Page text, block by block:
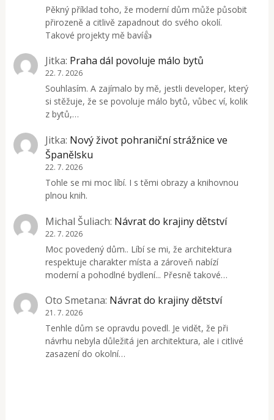
Pěkný příklad toho, že moderní dům může působit
přirozeně a citlivě zapadnout do svého okolí.
Takové projekty mě baví👍
Jitka: Praha dál povoluje málo bytů
22. 7. 2026
Souhlasím. A zajímalo by mě, jestli developer, který
si stěžuje, že se povoluje málo bytů, vůbec ví, kolik
z bytů,…
Jitka: Nový život pohraniční strážnice ve
Španělsku
22. 7. 2026
Tohle se mi moc líbí. I s těmi obrazy a knihovnou
plnou knih.
Michal Šuliach: Návrat do krajiny dětství
22. 7. 2026
Moc povedený dům.. Líbí se mi, že architektura
respektuje charakter místa a zároveň nabízí
moderní a pohodlné bydlení... Přesně takové…
Oto Smetana: Návrat do krajiny dětství
21. 7. 2026
Tenhle dům se opravdu povedl. Je vidět, že při
návrhu nebyla důležitá jen architektura, ale i citlivé
zasazení do okolní…